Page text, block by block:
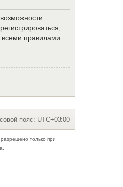
всеми правилами.
пояс: UTC+03:00
только при